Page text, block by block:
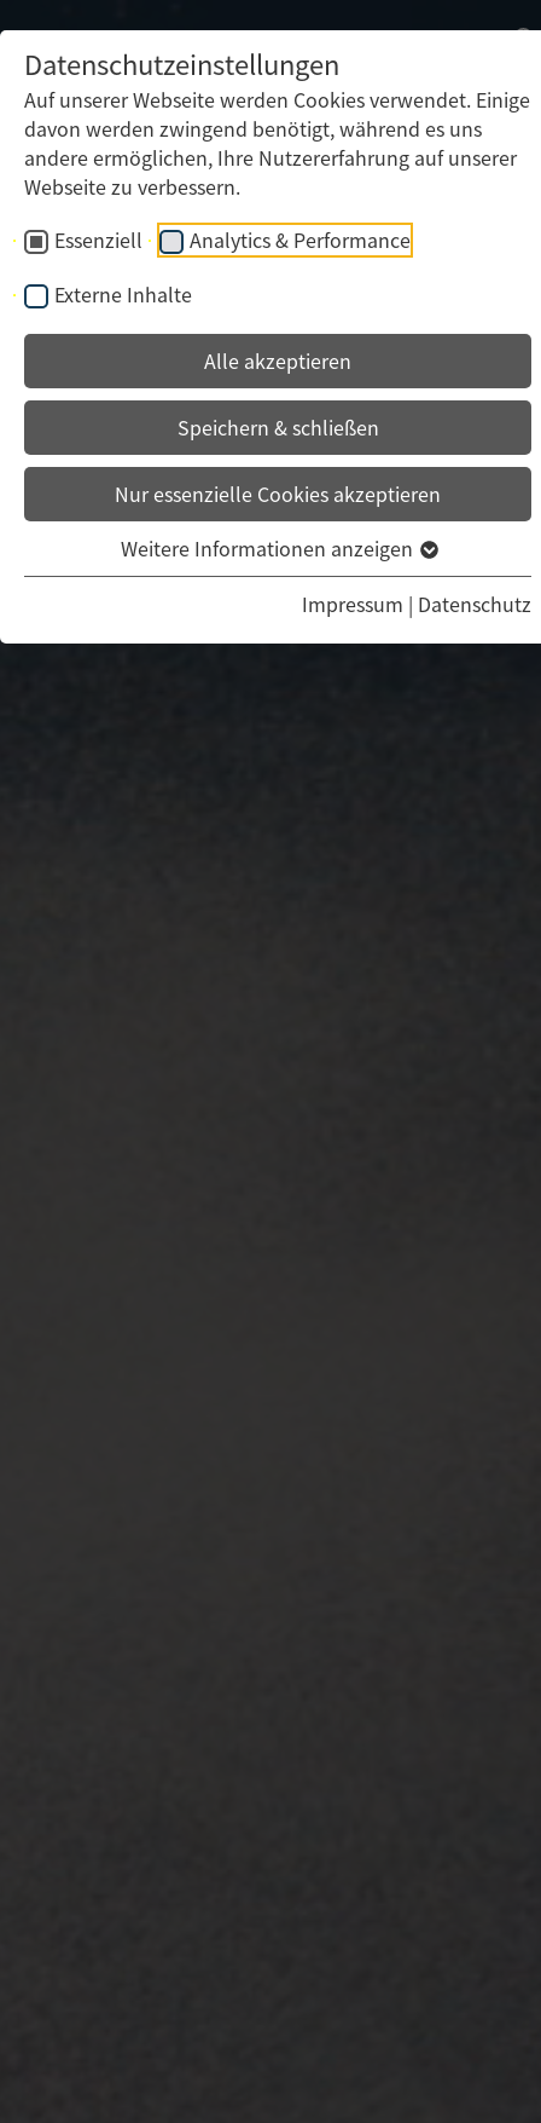
Datenschutzeinstellungen
Auf unserer Webseite werden Cookies verwendet. Einige
davon werden zwingend benötigt, während es uns
andere ermöglichen, Ihre Nutzererfahrung auf unserer
Webseite zu verbessern.
Essenziell
Analytics & Performance
Externe Inhalte
Alle akzeptieren
Speichern & schließen
Nur essenzielle Cookies akzeptieren
Weitere Informationen anzeigen
Impressum | Datenschutz